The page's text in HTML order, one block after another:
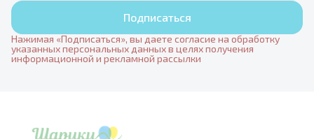
Подписаться
Нажимая «Подписаться», вы даете согласие на обработку
указанных персональных данных в целях получения
информационной и рекламной рассылки